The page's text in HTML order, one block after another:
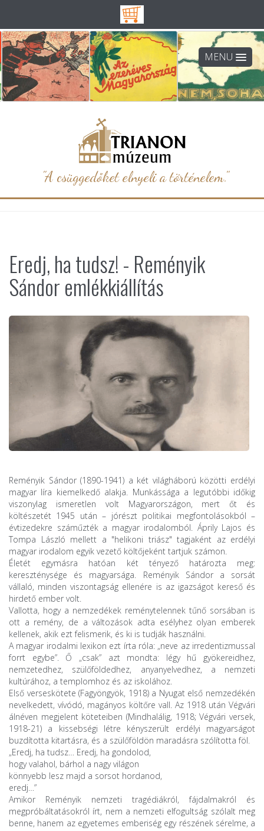
MENU
"A csüggedőket elnyeli a történelem."
Eredj, ha tudsz! - Reményik
Sándor emlékkiállítás
Reményik Sándor (1890-1941) a két világháború közötti erdélyi
magyar líra kiemelkedő alakja. Munkássága a legutóbbi időkig
viszonylag ismeretlen volt Magyarországon, mert őt és
költészetét 1945 után – jórészt politikai megfontolásokból –
évtizedekre száműzték a magyar irodalomból. Áprily Lajos és
Tompa László mellett a "helikoni triász" tagjaként az erdélyi
magyar irodalom egyik vezető költőjeként tartjuk számon.
Életét egymásra hatóan két tényező határozta meg:
kereszténysége és magyarsága. Reményik Sándor a sorsát
vállaló, minden viszontagság ellenére is az igazságot kereső és
hirdető ember volt.
Vallotta, hogy a nemzedékek reménytelennek tűnő sorsában is
ott a remény, de a változások adta esélyhez olyan emberek
kellenek, akik ezt felismerik, és ki is tudják használni.
A magyar irodalmi lexikon ezt írta róla: „neve az irredentizmussal
forrt egybe”. Ő „csak” azt mondta: légy hű gyökereidhez,
nemzetedhez, szülőföldedhez, anyanyelvedhez, a nemzeti
kultúrához, a templomhoz és az iskolához.
Első verseskötete (Fagyöngyök, 1918) a Nyugat első nemzedékén
nevelkedett, vívódó, magányos költőre vall. Az 1918 után Végvári
álnéven megjelent köteteiben (Mindhalálig, 1918; Végvári versek,
1918-21) a kissebségi létre kényszerült erdélyi magyarságot
buzdította kitartásra, és a szülőföldön maradásra szólította föl.
„Eredj, ha tudsz… Eredj, ha gondolod,
hogy valahol, bárhol a nagy világon
könnyebb lesz majd a sorsot hordanod,
eredj…”
Amikor Reményik nemzeti tragédiákról, fájdalmakról és
megpróbáltatásokról írt, nem a nemzeti elfogultság szólalt meg
benne, hanem az egyetemes emberiség egy részének sérelme, a